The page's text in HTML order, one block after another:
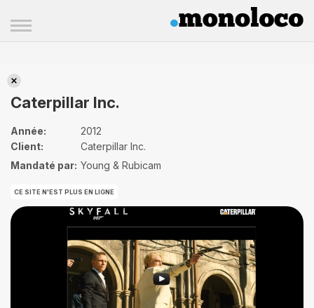
Caterpillar Inc.
Année:
2012
Client:
Caterpillar Inc.
Mandaté par: Young & Rubicam
CE SITE N'EST PLUS EN LIGNE